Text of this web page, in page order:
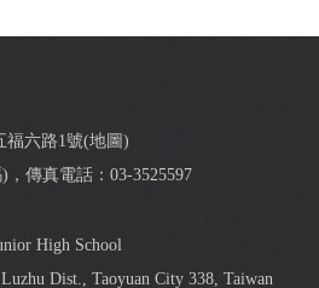
福六路1號(地圖)
)，傳真電話：03-3525597
High School
Dist., Taoyuan City 338, Taiwan